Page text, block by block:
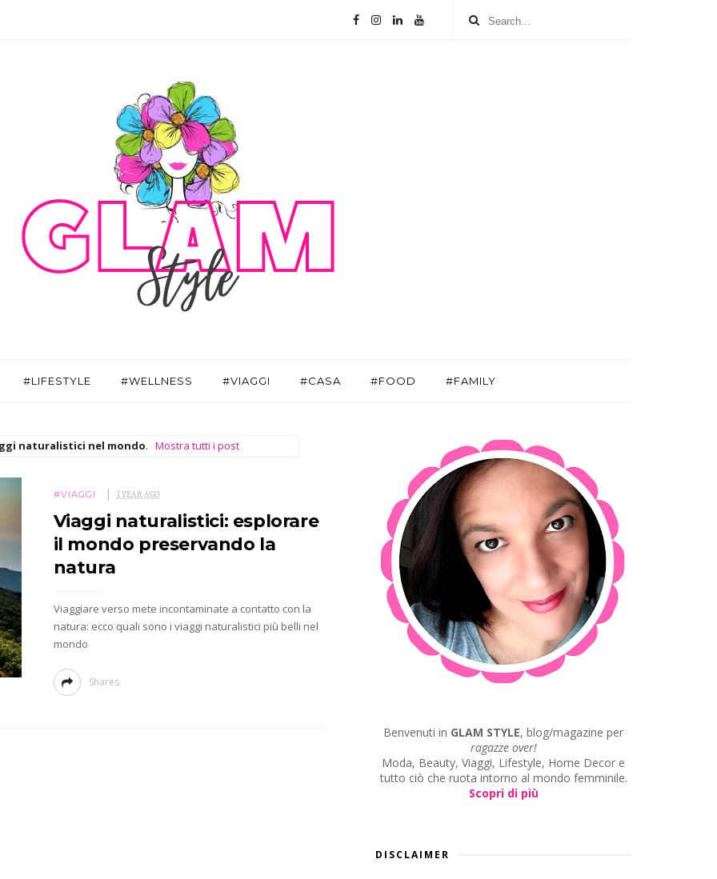
#LIFESTYLE #WELLNESS #VIAGGI #CASA #FOOD #FAMILY
naturalistici nel mondo. Mostra tutti i post
#VIAGGI 1 YEAR AGO
Viaggi naturalistici: esplorare
il mondo preservando la
natura
Viaggiare verso mete incontaminate a contatto con la
natura: ecco quali sono i viaggi naturalistici più belli nel
mondo
Shares
Benvenuti in GLAM STYLE, blog/magazine per
ragazze over!
Moda, Beauty, Viaggi, Lifestyle, Home Decor e
tutto ciò che ruota intorno al mondo femminile.
Scopri di più
DISCLAIMER